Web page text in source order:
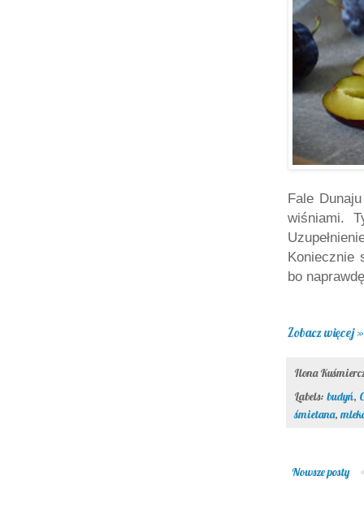
Fale
wiśniami.
Koniecznie
bo
Zobacz więcej »
Ilona
Labels: budyń,
śmietana,
Nowsze posty